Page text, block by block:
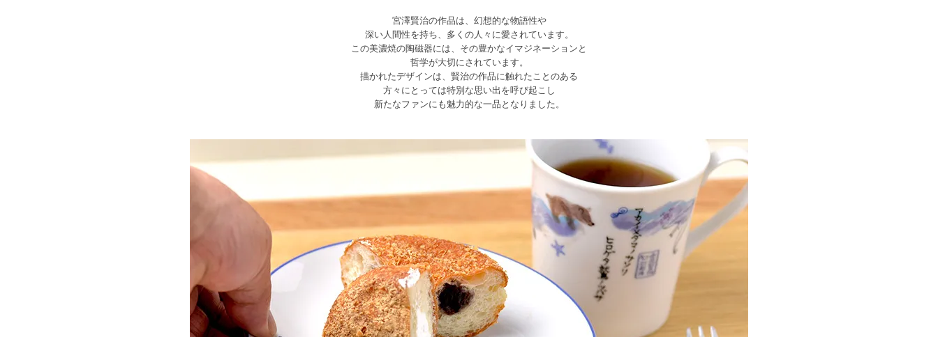
宮澤賢治の作品は、幻想的な物語性や
深い人間性を持ち、多くの人々に愛されています。
この美濃焼の陶磁器には、その豊かなイマジネーションと
哲学が大切にされています。
描かれたデザインは、賢治の作品に触れたことのある
方々にとっては特別な思い出を呼び起こし
新たなファンにも魅力的な一品となりました。